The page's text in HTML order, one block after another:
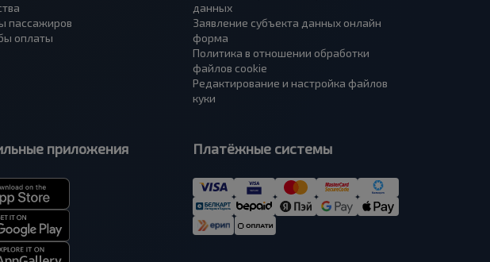
пассажиров
оплаты
данных
Заявление субъекта данных онлайн
форма
Политика в отношении обработки
файлов cookie
Редактирование и настройка файлов
куки
приложения Платёжные системы